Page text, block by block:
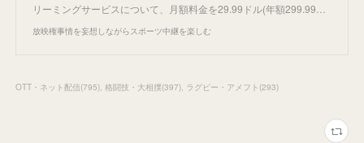
リーミングサービスについて、月額料金を29.99ドル(年額299.99…
放映権事情を妄想しながらスポーツ中継を楽しむ
OTT・ネット配信(795) 格闘技・大相撲(397) ラグビー・アメフト (293)